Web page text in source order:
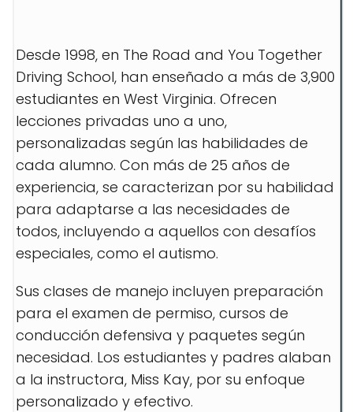
Desde 1998, en The Road and You Together
Driving School, han enseñado a más de 3,900
estudiantes en West Virginia. Ofrecen
lecciones privadas uno a uno,
personalizadas según las habilidades de
cada alumno. Con más de 25 años de
experiencia, se caracterizan por su habilidad
para adaptarse a las necesidades de
todos, incluyendo a aquellos con desafíos
especiales, como el autismo.
Sus clases de manejo incluyen preparación
para el examen de permiso, cursos de
conducción defensiva y paquetes según
necesidad. Los estudiantes y padres alaban
a la instructora, Miss Kay, por su enfoque
personalizado y efectivo.